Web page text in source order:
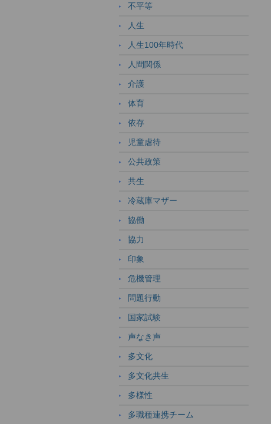
不平等
人生
人生100年時代
人間関係
介護
体育
依存
児童虐待
公共政策
共生
冷蔵庫マザー
協働
協力
印象
危機管理
問題行動
国家試験
声なき声
多文化
多文化共生
多様性
多職種連携チーム